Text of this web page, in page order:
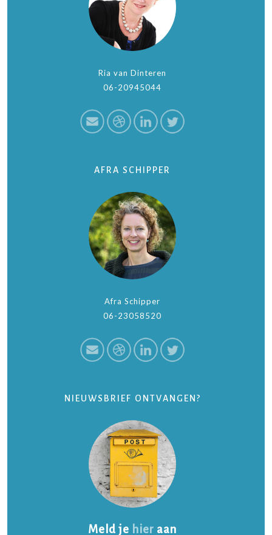
Ria van Dinteren
06-20945044
AFRA SCHIPPER
Afra Schipper
06-23058520
NIEUWSBRIEF ONTVANGEN?
Meld je hier aan